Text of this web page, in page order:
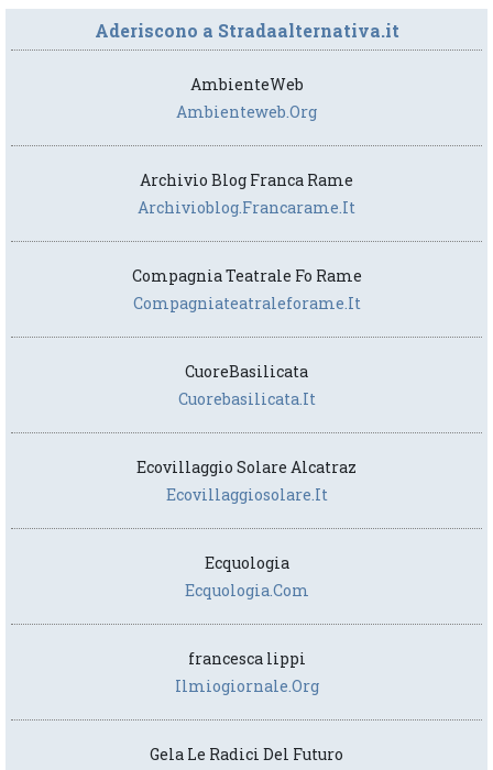
Aderiscono a Stradaalternativa.it
AmbienteWeb
Ambienteweb.org
Archivio Blog Franca Rame
Archivioblog.francarame.it
Compagnia Teatrale Fo Rame
Compagniateatraleforame.it
CuoreBasilicata
Cuorebasilicata.it
Ecovillaggio Solare Alcatraz
Ecovillaggiosolare.it
Ecquologia
Ecquologia.com
francesca lippi
Ilmiogiornale.org
Gela Le Radici Del Futuro